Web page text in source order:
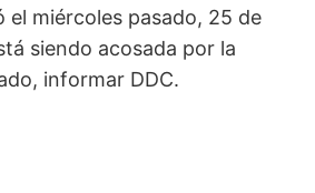
el miércoles pasado, 25 de
siendo acosada por la
informar DDC.